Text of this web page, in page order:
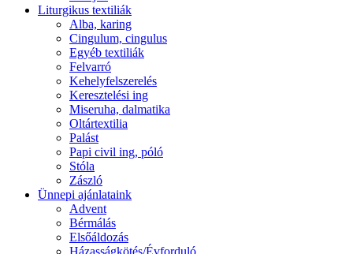
Liturgikus textiliák
Alba, karing
Cingulum, cingulus
Egyéb textiliák
Felvarró
Kehelyfelszerelés
Keresztelési ing
Miseruha, dalmatika
Oltártextilia
Palást
Papi civil ing, póló
Stóla
Zászló
Ünnepi ajánlataink
Advent
Bérmálás
Elsőáldozás
Házasságkötés/Évforduló